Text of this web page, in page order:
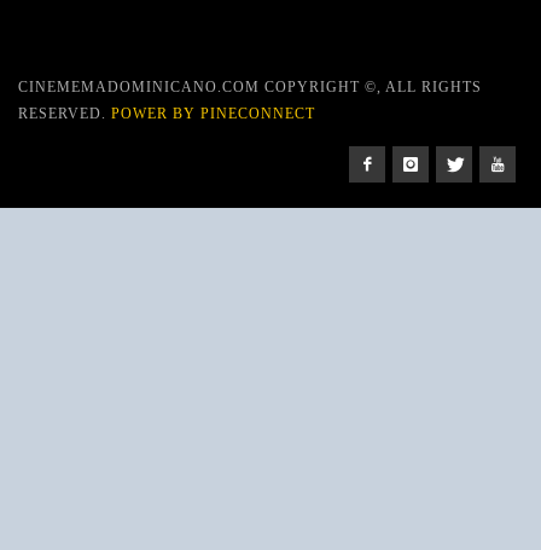
CINEMEMADOMINICANO.COM COPYRIGHT ©, ALL RIGHTS
RESERVED. POWER BY PINECONNECT